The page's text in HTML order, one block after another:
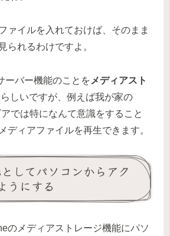
ァイルを入れておけば、そのまま
られるわけですよ。
ーバー機能のことを メディアスト
しいですが、例えば我が家の
では特になんて意識をすること
ディアファイルを再生できます。
してパソコンからアク
うにする
のメディアストレージ機能にパソ